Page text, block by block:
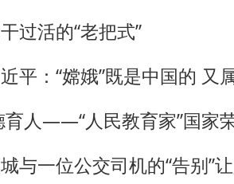
过活的“老把式”
平：“嫦娥”既是中国的 又
育人——“人民教育家”国家
与一位公交司机的“告别”